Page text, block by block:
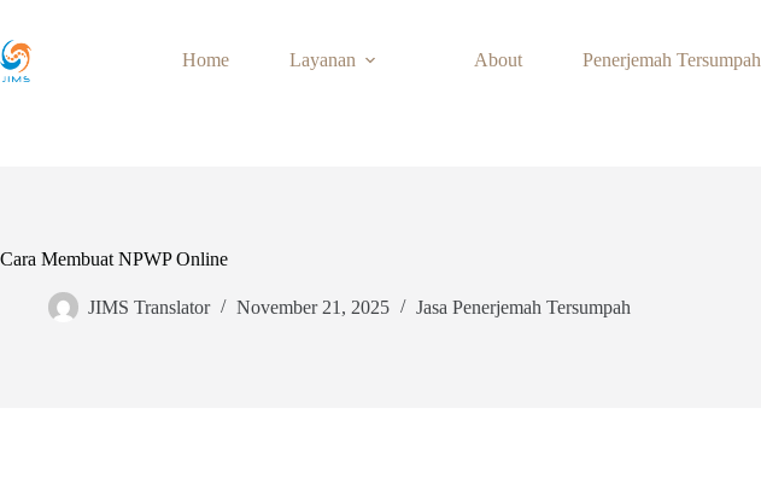
content
Home Layanan About Penerjemah Tersumpah
Cara Membuat NPWP Online
JIMS Translator November 21, 2025 Jasa Penerjemah Tersumpah